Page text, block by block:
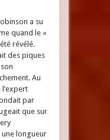
a su
quand le «
révélé.
des piques
Au
par
que sur
longueur